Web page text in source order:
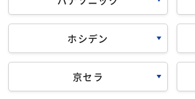
ホシデン
京セラ